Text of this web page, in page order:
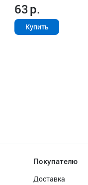
63р.
Купить
Покупателю
Доставка